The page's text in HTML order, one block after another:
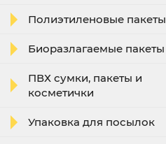
Полиэтиленовые пакеты
Биоразлагаемые пакеты
ПВХ сумки, пакеты и
косметички
Упаковка для посылок